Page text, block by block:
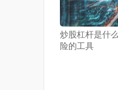
炒股杠杆是什
险的工具